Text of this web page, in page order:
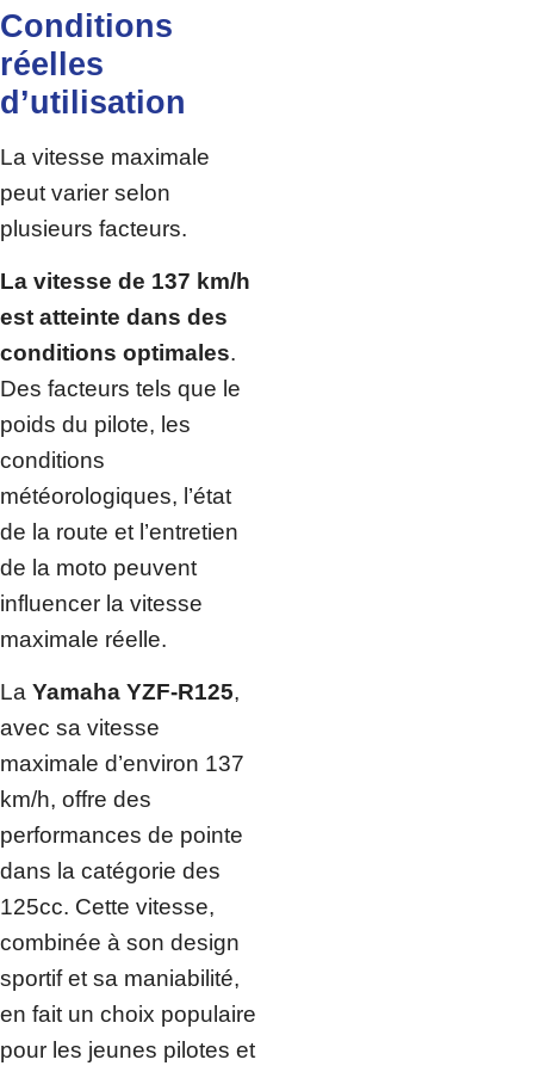
Conditions
réelles
d’utilisation
La vitesse maximale
peut varier selon
plusieurs facteurs.
La vitesse de 137 km/h
est atteinte dans des
conditions optimales.
Des facteurs tels que le
poids du pilote, les
conditions
météorologiques, l’état
de la route et l’entretien
de la moto peuvent
influencer la vitesse
maximale réelle.
La Yamaha YZF-R125,
avec sa vitesse
maximale d’environ 137
km/h, offre des
performances de pointe
dans la catégorie des
125cc. Cette vitesse,
combinée à son design
sportif et sa maniabilité,
en fait un choix populaire
pour les jeunes pilotes et